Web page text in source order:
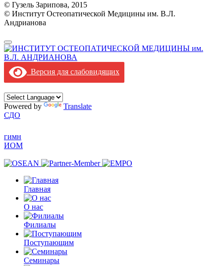
© Гузель Зарипова, 2015
© Институт Остеопатической Медицины им. В.Л.
Андрианова
Версия для слабовидящих
Powered by
Translate
СДО
гимн
ИОМ
Главная
О нас
Филиалы
Поступающим
Семинары